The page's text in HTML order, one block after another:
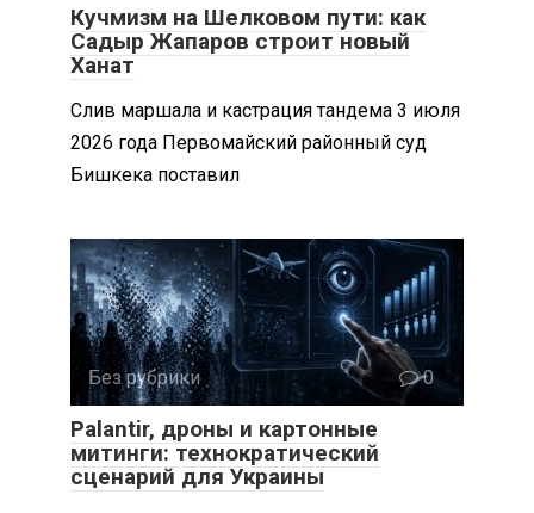
Кучмизм на Шелковом пути: как
Садыр Жапаров строит новый
Ханат
Слив маршала и кастрация тандема 3 июля
2026 года Первомайский районный суд
Бишкека поставил
Без рубрики 0
Palantir, дроны и картонные
митинги: технократический
сценарий для Украины